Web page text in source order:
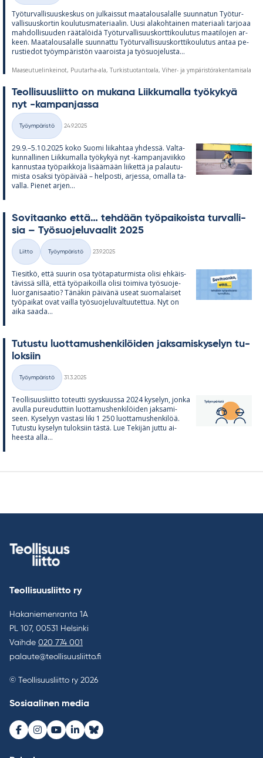
Työ­tur­val­li­suus­kes­kus on jul­kais­sut maa­ta­lous­a­lalle suun­na­tun Työ­tur­
val­li­suus­kor­tin kou­lu­tus­ma­te­ri­aa­lin. Uusi ala­koh­tai­nen ma­te­ri­aali tar­joaa
mah­dol­li­suu­den rää­tä­löidä Työ­tur­val­li­suus­kort­ti­kou­lu­tus maa­ti­lo­jen ar­
keen. Maa­ta­lous­a­lalle suun­nattu Työ­tur­val­li­suus­kort­ti­kou­lu­tus an­taa pe­
rus­tie­dot työym­pä­ris­tön vaa­roista ja työ­suo­je­lusta...
Maaseutuelinkeinot, Puutarha-ala, Turkistuotantoala, Viher- ja ympäristörakentamisala
Teol­li­suus­liitto on mu­kana Liik­ku­malla työ­ky­kyä
nyt -kam­pan­jassa
Kategoriat
Työympäristö
24.9.2025
29.9.–5.10.2025 koko Suomi lii­kah­taa yh­dessä. Val­ta­
kun­nal­li­nen Liik­ku­malla työ­ky­kyä nyt -kam­pan­ja­viikko
kan­nus­taa työ­paik­koja li­sää­mään lii­kettä ja pa­lau­tu­
mista osaksi työ­päi­vää – hel­posti, ar­jessa, omalla ta­
valla. Pie­net ar­jen...
So­vi­taanko että… teh­dään työ­pai­koista tur­val­li­
sia – Työ­suo­je­lu­vaa­lit 2025
Kategoriat
Liitto Työympäristö
23.9.2025
Tie­sitkö, että suu­rin osa työ­ta­pa­tur­mista olisi eh­käis­
tä­vissä sillä, että työ­pai­koilla olisi toi­miva työ­suo­je­
luor­ga­ni­saa­tio? Tä­nä­kin päi­vänä useat suo­ma­lai­set
työ­pai­kat ovat vailla työ­suo­je­lu­val­tuu­tet­tua. Nyt on
aika saada...
Tu­tustu luot­ta­mus­hen­ki­löi­den jak­sa­mis­ky­se­lyn tu­
lok­siin
Kategoriat
Työympäristö
31.3.2025
Teol­li­suus­liitto to­teutti syys­kuussa 2024 ky­se­lyn, jonka
avulla pu­reu­dut­tiin luot­ta­mus­hen­ki­löi­den jak­sa­mi­
seen. Ky­se­lyyn vas­tasi liki 1 250 luot­ta­mus­hen­ki­löä.
Tu­tustu ky­se­lyn tu­lok­siin tästä. Lue Te­ki­jän juttu ai­
heesta alla...
Teollisuusliitto ry
Hakaniemenranta 1A
PL 107, 00531 Helsinki
Vaihde 020 774 001
palaute@teollisuusliitto.fi
© Teollisuusliitto ry 2026
Sosiaalinen media
Facebook
Instagram
Youtube
LinkedInBluesky